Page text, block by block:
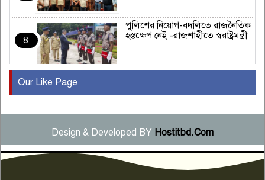
৪
পুলিশের নিয়োগ-বদলিতে রাজনৈতিক
হস্তক্ষেপ নেই -রাজশাহীতে স্বরাষ্ট্রমন্ত্রী
৫
বছর পূর্তি উদযাপন
৬
সংবাদ সম্মেলনে অভিযোগ অস্বীকার
উদ্দেশ্য প্রণোদিত সংবাদ প্রকাশের
প্রতিবাদ নাজির হাসানের
Our Like Page
Design & Developed BY Hostitbd.Com